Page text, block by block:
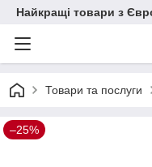
Найкращі товари з
Товари та послуги
–25%